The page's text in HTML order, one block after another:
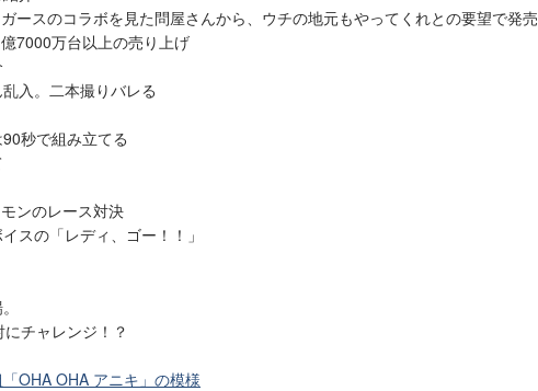
ースのコラボを見た問屋さんから、ウチの地元もやってくれとの要望で発売
7000万台以上の売り上げ
入。二本撮りバレる
秒で組み立てる
ンのレース対決
スの「レディ、ゴー！！」
チャレンジ！？
OHA OHA アニキ」の模様